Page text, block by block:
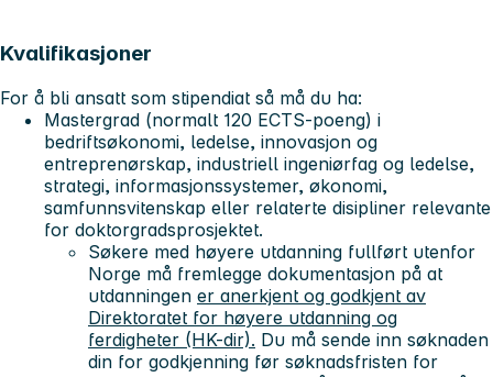
Kvalifikasjoner
For å bli ansatt som stipendiat så må du ha:
Mastergrad (normalt 120 ECTS-poeng) i
bedriftsøkonomi, ledelse, innovasjon og
entreprenørskap, industriell ingeniørfag og ledelse,
strategi, informasjonssystemer, økonomi,
samfunnsvitenskap eller relaterte disipliner relevante
for doktorgradsprosjektet.
Søkere med høyere utdanning fullført utenfor
Norge må fremlegge dokumentasjon på at
utdanningen er anerkjent og godkjent av
Direktoratet for høyere utdanning og
ferdigheter (HK-dir). Du må sende inn søknaden
din for godkjenning før søknadsfristen for